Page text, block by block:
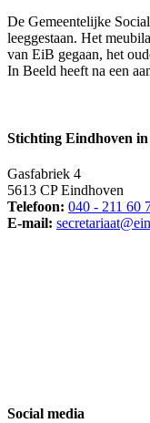
De Gemeentelijke
leeggestaan. Het
van EiB gegaan, het
In Beeld heeft na een
Stichting Eindhoven in
Gasfabriek 4
5613 CP Eindhoven
Telefoon: 040 - 211 60
E-mail:
Social media